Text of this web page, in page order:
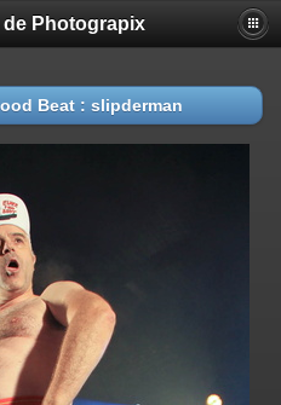
Photograpix
Beat : slipderman